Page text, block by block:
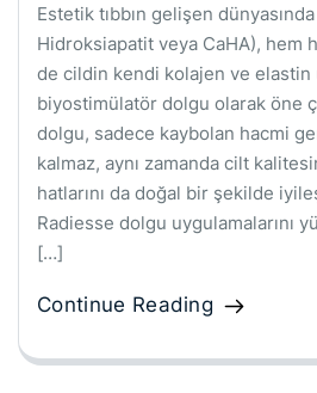
Estetik tıbbın gelişen
Hidroksiapatit veya CaHA), hem
de cildin kendi kolajen ve elastin
biyostimülatör dolgu olarak öne
dolgu, sadece kaybolan hacmi
kalmaz, aynı zamanda cilt
hatlarını da doğal bir şekilde
Radiesse dolgu uygulamalarını
[…]
Continue Reading